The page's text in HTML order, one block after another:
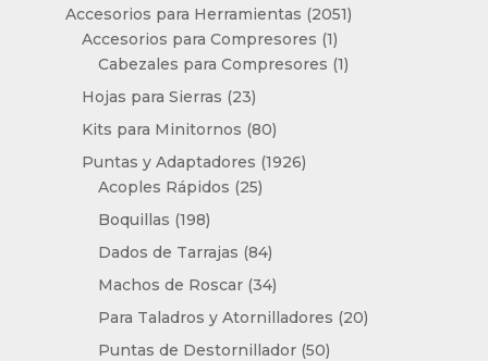
productos
Accesorios para Herramientas 20512051
Accesorios para Compresores 11
producto
Cabezales para Compresores 11
Hojas para Sierras 2323
productos
Kits para Minitornos 8080
productos
Puntas y Adaptadores 19261926
Acoples Rápidos 2525
Boquillas 198198
productos
Dados de Tarrajas 8484
productos
Machos de Roscar 3434
productos
Para Taladros y Atornilladores 2020
Puntas de Destornillador 5050